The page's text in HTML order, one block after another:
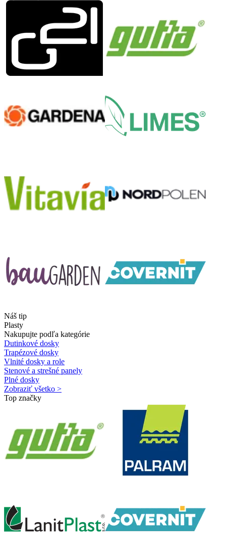
Náš tip
Plasty
Nakupujte podľa kategórie
Dutinkové dosky
Trapézové dosky
Vlnité dosky a role
Stenové a strešné panely
Plné dosky
Zobraziť všetko >
Top značky